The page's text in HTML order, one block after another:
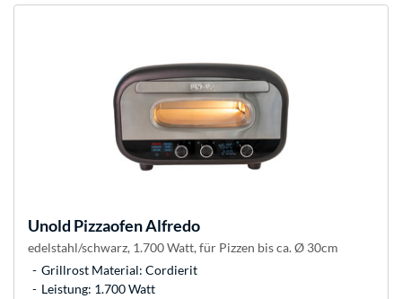
Unold Pizzaofen Alfredo
edelstahl/schwarz, 1.700 Watt, für Pizzen bis ca. Ø 30cm
Grillrost Material: Cordierit
Leistung: 1.700 Watt